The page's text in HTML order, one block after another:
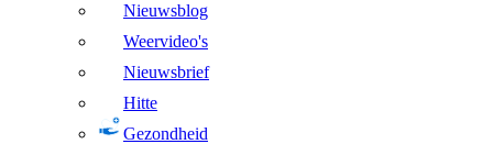
Nieuwsblog
Weervideo's
Nieuwsbrief
Hitte
Gezondheid